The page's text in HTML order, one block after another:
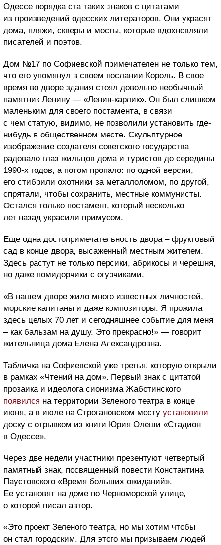
Одессе порядка ста таких знаков с цитатами
из произведений одесских литераторов. Они украсят
дома, пляжи, скверы и мосты, которые вдохновляли
писателей и поэтов.
Дом №17 по Софиевской примечателен не только тем,
что его упомянул в своем послании Король. В свое
время во дворе здания стоял довольно необычный
памятник Ленину — «Ленин-карлик». Он был слишком
маленьким для своего постамента, в связи
с чем статую, видимо, не позволили установить где-
нибудь в общественном месте. Скульптурное
изображение создателя советского государства
радовало глаз жильцов дома и туристов до середины
1990-х годов, а потом пропало: по одной версии,
его стибрили охотники за металлоломом, по другой,
спрятали, чтобы сохранить, местные коммунисты.
Остался только постамент, который несколько
лет назад украсили примусом.
Еще одна достопримечательность двора – фруктовый
сад в конце двора, высаженный местным жителем.
Здесь растут не только персики, абрикосы и черешня,
но даже помидорчики с огурчиками.
«В нашем дворе жило много известных личностей,
морские капитаны и даже композиторы. Я прожила
здесь целых 70 лет и сегодняшнее событие для меня
– как бальзам на душу. Это прекрасно!» — говорит
жительница дома Елена Александровна.
Табличка на Софиевской уже третья, которую открыли
в рамках «Чтений на дом». Первый знак с цитатой
прозаика и идеолога сионизма Жаботинского
появился на территории Зеленого театра в конце
июня, а в июле на Строгановском мосту установили
доску с отрывком из книги Юрия Олеши «Стадион
в Одессе».
Через две недели участники презентуют четвертый
памятный знак, посвященный повести Константина
Паустовского «Время больших ожиданий».
Ее установят на доме по Черноморской улице,
о которой писал автор.
«Это проект Зеленого театра, но мы хотим чтобы
он стал городским. Для этого мы призываем людей